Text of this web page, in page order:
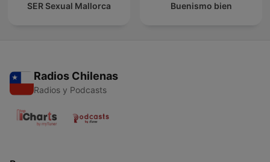
SER Sexual Mallorca Buenismo bien
Radios Chilenas
Radios y Podcasts